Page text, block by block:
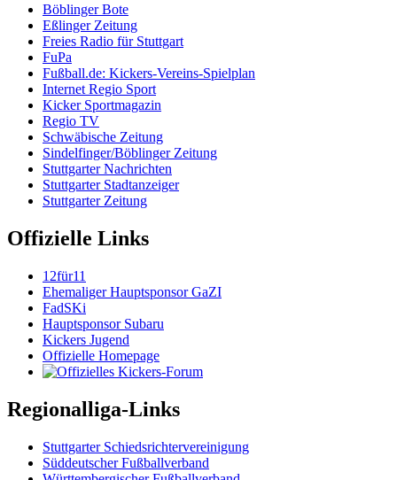
Böblinger Bote
Eßlinger Zeitung
Freies Radio für Stuttgart
FuPa
Fußball.de: Kickers-Vereins-Spielplan
Internet Regio Sport
Kicker Sportmagazin
Regio TV
Schwäbische Zeitung
Sindelfinger/Böblinger Zeitung
Stuttgarter Nachrichten
Stuttgarter Stadtanzeiger
Stuttgarter Zeitung
Offizielle Links
12für11
Ehemaliger Hauptsponsor GaZI
FadSKi
Hauptsponsor Subaru
Kickers Jugend
Offizielle Homepage
Regionalliga-Links
Stuttgarter Schiedsrichtervereinigung
Süddeutscher Fußballverband